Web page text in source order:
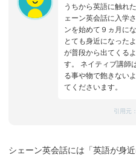
うちから英語に触れ
ェーン英会話に入学
ンを始めて９ヵ月に
とても身近になった
が普段から出てくる
す。 ネイティブ講師
る事や物で飽きない
てくださいます。
引用元：
シェーン英会話には「英語が身